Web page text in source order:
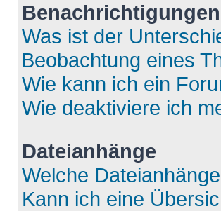
Was ist der
Beobachtung eines
Wie kann ich ein
Wie deaktiviere ich
Dateianhänge
Welche
Kann ich eine